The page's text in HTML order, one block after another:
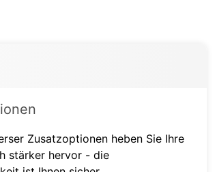
Zusatzoptionen heben Sie Ihre
stärker hervor - die